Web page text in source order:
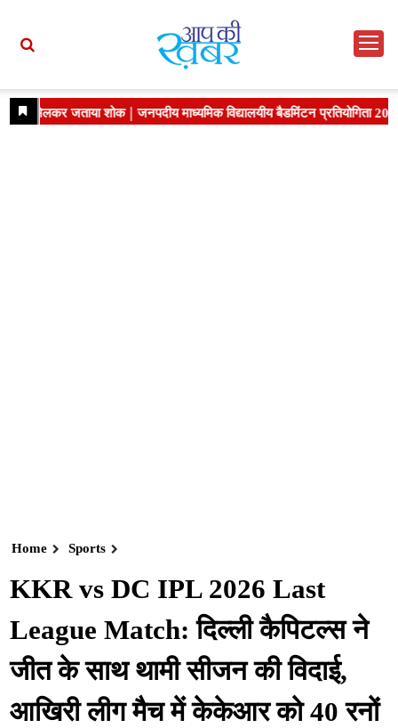
Home Sports
KKR vs DC IPL 2026 Last
League Match: दिल्ली कैपिटल्स ने
जीत के साथ थामी सीजन की विदाई,
आखिरी लीग मैच में केकेआर को 40 रनों